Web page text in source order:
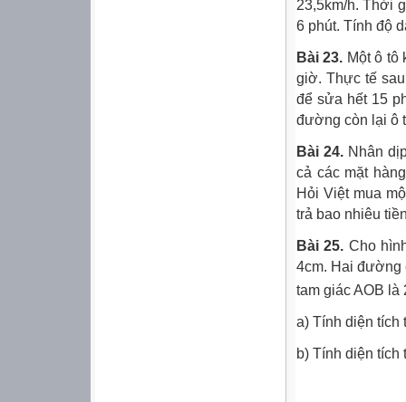
23,5km/h. Thời
6 phút. Tính độ
Bài 23. Một ô tô
giờ. Thực tế
để sửa hết 15
đường còn lại ô
Bài 24. Nhân
cả các mặt
Hỏi Việt mua
trả bao nhiêu
Bài 25. Cho
4cm. Hai đường
tam giác AOB là
a) Tính diện tích
b) Tính diện tích